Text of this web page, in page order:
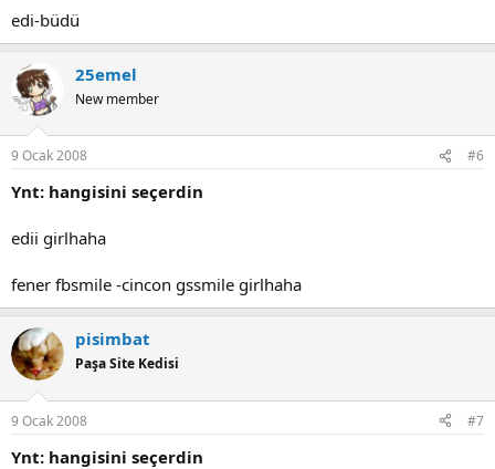
edi-büdü
25emel
New member
9 Ocak 2008 #6
Ynt: hangisini seçerdin
edii girlhaha
fener fbsmile -cincon gssmile girlhaha
pisimbat
Paşa Site Kedisi
9 Ocak 2008 #7
Ynt: hangisini seçerdin